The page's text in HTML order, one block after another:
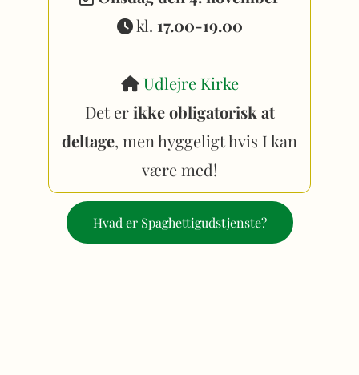
kl. 17.00-19.00
 Udlejre Kirke
Det erikke obligatorisk at
deltage, men hyggeligt hvis I kan
være med!
Hvad er Spaghettigudstjenste?